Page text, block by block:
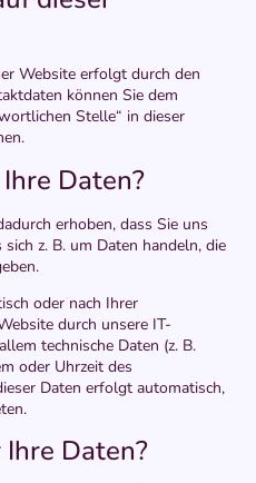
Website erfolgt durch den
können Sie dem
Stelle“ in dieser
Daten?
erhoben, dass Sie uns
z. B. um Daten handeln, die
oder nach Ihrer
durch unsere IT-
technische Daten (z. B.
oder Uhrzeit des
Daten erfolgt automatisch,
Daten?